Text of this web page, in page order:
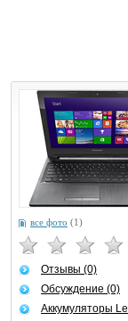
все фото (1)
Отзывы (0)
Обсуждение (0)
Аккумуляторы